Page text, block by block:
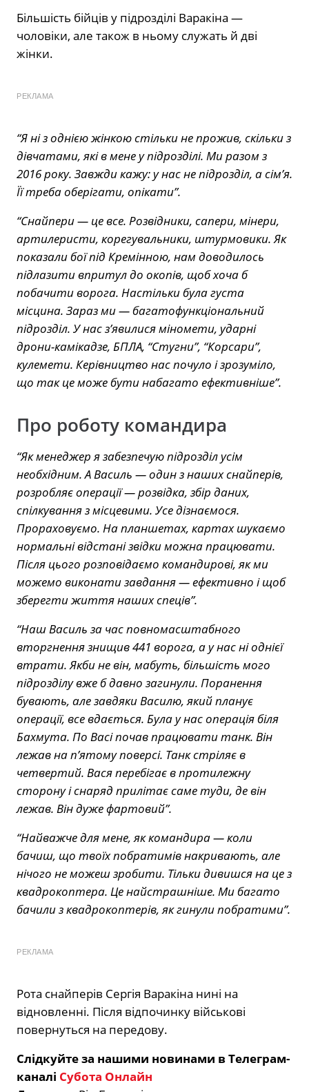
Більшість бійців у підрозділі Варакіна —
чоловіки, але також в ньому служать й дві
жінки.
РЕКЛАМА
“Я ні з однією жінкою стільки не прожив, скільки з
дівчатами, які в мене у підрозділі. Ми разом з
2016 року. Завжди кажу: у нас не підрозділ, а сім’я.
Її треба оберігати, опікати”.
“Снайпери — це все. Розвідники, сапери, мінери,
артилеристи, корегувальники, штурмовики. Як
показали бої під Кремінною, нам доводилось
підлазити впритул до окопів, щоб хоча б
побачити ворога. Настільки була густа
місцина. Зараз ми — багатофункціональний
підрозділ. У нас з’явилися міномети, ударні
дрони-камікадзе, БПЛА, “Стугни”, “Корсари”,
кулемети. Керівництво нас почуло і зрозуміло,
що так це може бути набагато ефективніше”.
Про роботу командира
“Як менеджер я забезпечую підрозділ усім
необхідним. А Василь — один з наших снайперів,
розробляє операції — розвідка, збір даних,
спілкування з місцевими. Усе дізнаємося.
Прораховуємо. На планшетах, картах шукаємо
нормальні відстані звідки можна працювати.
Після цього розповідаємо командирові, як ми
можемо виконати завдання — ефективно і щоб
зберегти життя наших спеців”.
“Наш Василь за час повномасштабного
вторгнення знищив 441 ворога, а у нас ні однієї
втрати. Якби не він, мабуть, більшість мого
підрозділу вже б давно загинули. Поранення
бувають, але завдяки Василю, який планує
операції, все вдається. Була у нас операція біля
Бахмута. По Васі почав працювати танк. Він
лежав на п’ятому поверсі. Танк стріляє в
четвертий. Вася перебігає в протилежну
сторону і снаряд прилітає саме туди, де він
лежав. Він дуже фартовий”.
“Найважче для мене, як командира — коли
бачиш, що твоїх побратимів накривають, але
нічого не можеш зробити. Тільки дивишся на це з
квадрокоптера. Це найстрашніше. Ми багато
бачили з квадрокоптерів, як гинули побратими”.
РЕКЛАМА
Рота снайперів Сергія Варакіна нині на
відновленні. Після відпочинку військові
повернуться на передову.
Слідкуйте за нашими новинами в Телеграм-
каналі Субота Онлайн